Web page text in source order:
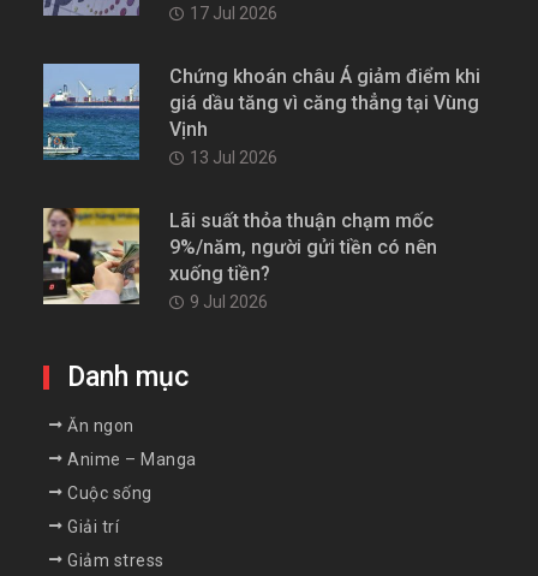
17 Jul 2026
Chứng khoán châu Á giảm điểm khi
giá dầu tăng vì căng thẳng tại Vùng
Vịnh
13 Jul 2026
Lãi suất thỏa thuận chạm mốc
9%/năm, người gửi tiền có nên
xuống tiền?
9 Jul 2026
Danh mục
Ăn ngon
Anime – Manga
Cuộc sống
Giải trí
Giảm stress